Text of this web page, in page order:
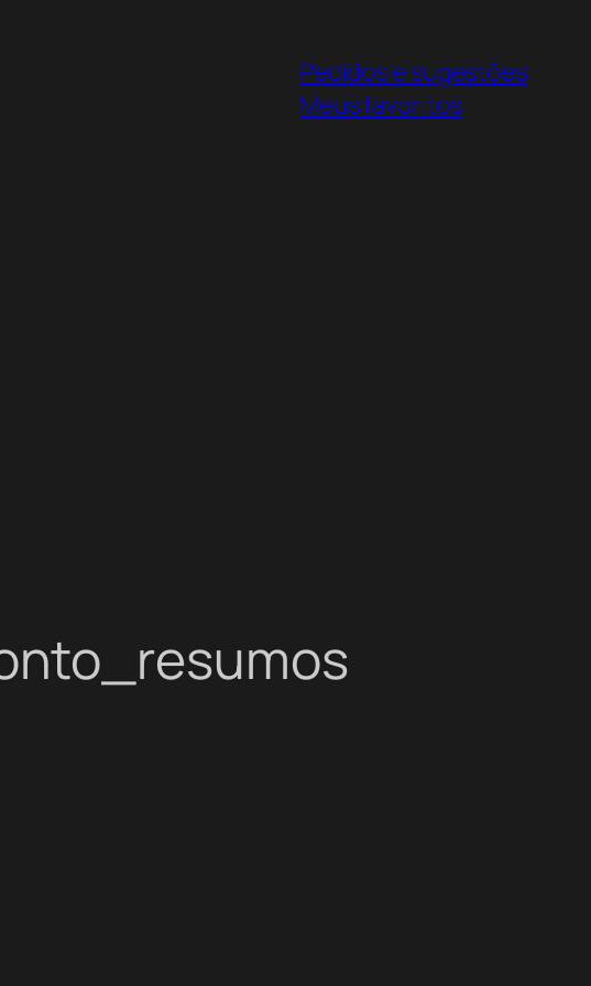
Pedidos e sugestões
Meus favoritos